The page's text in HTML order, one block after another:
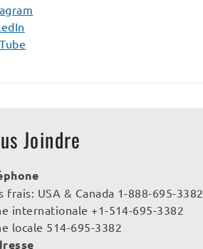
Joindre
frais: USA & Canada 1-888-695-3382
internationale +1-514-695-3382
locale 514-695-3382